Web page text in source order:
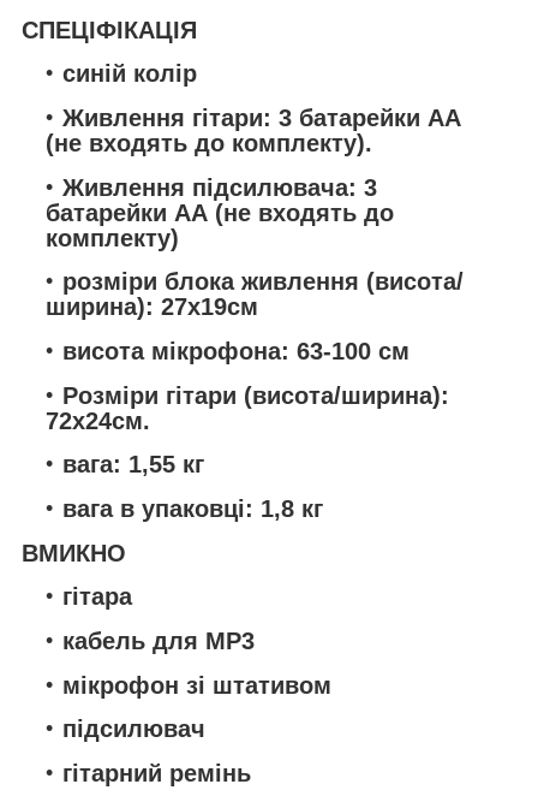
СПЕЦІФІКАЦІЯ
синій колір
Живлення гітари: 3 батарейки АА
(не входять до комплекту).
Живлення підсилювача: 3
батарейки АА (не входять до
комплекту)
розміри блока живлення (висота/
ширина): 27x19см
висота мікрофона: 63-100 см
Розміри гітари (висота/ширина):
72х24см.
вага: 1,55 кг
вага в упаковці: 1,8 кг
ВМИКНО
гітара
кабель для MP3
мікрофон зі штативом
підсилювач
гітарний ремінь